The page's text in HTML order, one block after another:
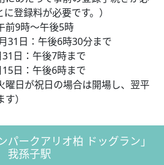
登録料が必要です。）
前9時～午後5時
日：午後6時30分まで
日：午後7時まで
日：午後6時まで
曜日が祝日の場合は開場し、翌平
）
パークアリオ柏 ドッグラン」
我孫子駅